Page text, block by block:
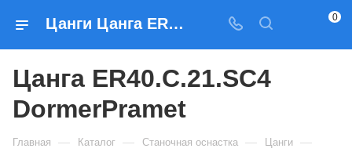
Цанги Цанга ER40.C.21.SC4 DormerPramet — купить по выгодным ценам в Москве 0
Цанга ER40.C.21.SC4
DormerPramet
Главная — Каталог — Станочная оснастка — Цанги —